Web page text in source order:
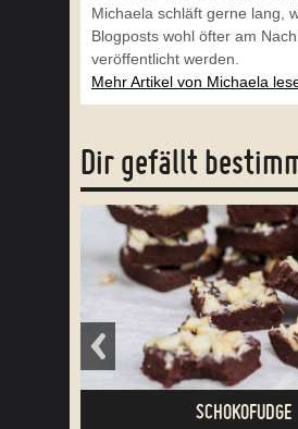
Michaela schläft gerne lang,
Blogposts wohl öfter am
veröffentlicht werden.
Mehr Artikel von Michaela
Dir gefällt
SCHOKOFUDGE